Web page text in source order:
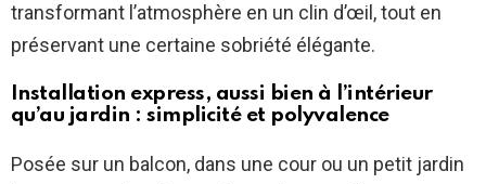
transformant l’atmosphère en un clin d’œil, tout en
préservant une certaine sobriété élégante.
Installation express, aussi bien à l’intérieur
qu’au jardin : simplicité et polyvalence
Posée sur un balcon, dans une cour ou un petit jardin